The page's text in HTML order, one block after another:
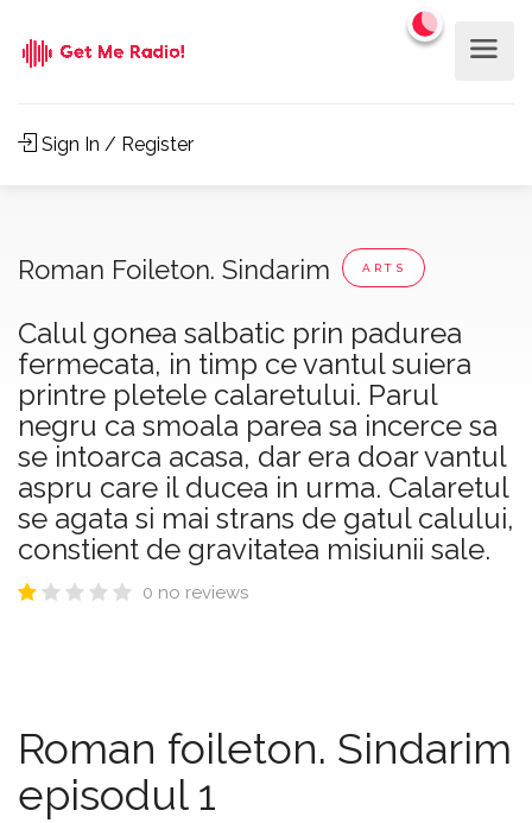
Sign In / Register
Roman Foileton. Sindarim ARTS
Calul gonea salbatic prin padurea
fermecata, in timp ce vantul suiera
printre pletele calaretului. Parul
negru ca smoala parea sa incerce sa
se intoarca acasa, dar era doar vantul
aspru care il ducea in urma. Calaretul
se agata si mai strans de gatul calului,
constient de gravitatea misiunii sale.
0 no reviews
Roman foileton. Sindarim
episodul 1